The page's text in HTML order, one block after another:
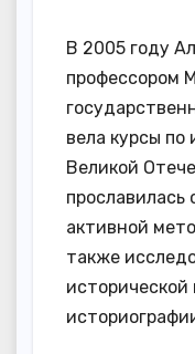
В 2005 году
профессором
вела курсы по
Великой
активной
также